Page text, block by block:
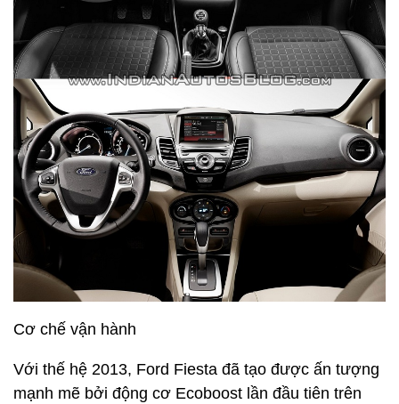
Cơ chế vận hành
Với thế hệ 2013, Ford Fiesta đã tạo được ấn tượng
mạnh mẽ bởi động cơ Ecoboost lần đầu tiên trên